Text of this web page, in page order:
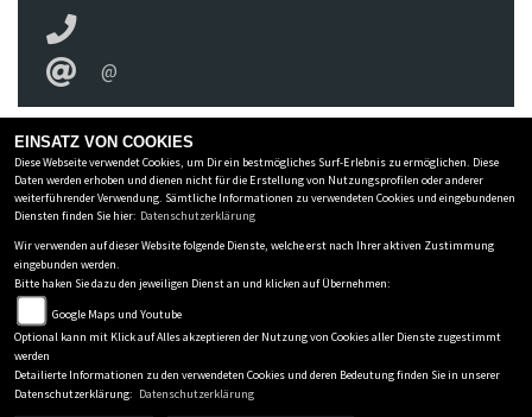
@
ZWEIRAD SCHIRA INH. UWE SCHÜTZE E.K.
Holländische Str 236-34127 Kassel
Disclaimer
powered by 1000PS
EINSATZ VON COOKIES
Diese Webseite verwendet Cookies, um Dir ein bestmögliches Surf-Erlebnis zu ermöglichen. Diese
Daten werden erhoben und dienen nicht für die Erstellung von Nutzungsprofilen oder anderer
weiterführender Verwendung. Sämtliche Informationen zu verwendeten Cookies und eingebundenen
Diensten finden Sie hier: Datenschutzerklärung
Wir verwenden auf dieser Website folgende Dienste, welche erst nach Ihrer aktiven Zustimmung
eingebunden werden.
Bitte haken Sie dazu den jeweiligen Dienst an und klicken auf Übernehmen:
Google Maps und Youtube
Optional kann mit Klick auf Alles akzeptieren der Nutzung von Cookies aller Dienste zugestimmt
werden
Detailierte Informationen zu den verwendeten Cookies und deren Bedeutung finden Sie in unserer
Datenschutzerklärung: Datenschutzerklärung